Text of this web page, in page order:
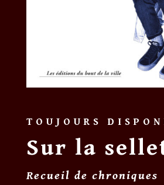
TOUJOURS
Sur la
Recueil de chroniques